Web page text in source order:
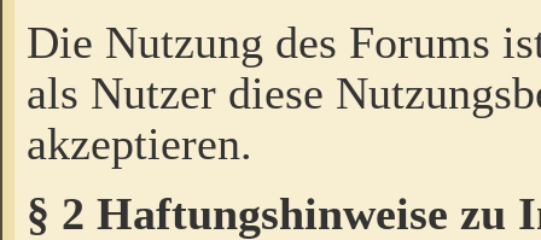
Die Nutzung des Forums
als Nutzer diese
akzeptieren.
§ 2 Haftungshinweise zu